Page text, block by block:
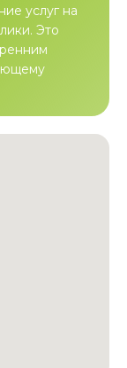
услуг на
Это